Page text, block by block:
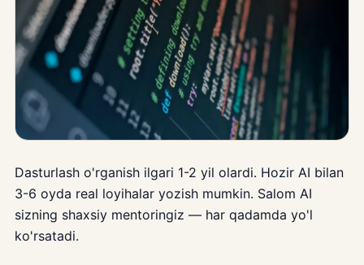
Dasturlash o'rganish ilgari 1-2 yil olardi. Hozir AI bilan
3-6 oyda real loyihalar yozish mumkin. Salom AI
sizning shaxsiy mentoringiz — har qadamda yo'l
ko'rsatadi.